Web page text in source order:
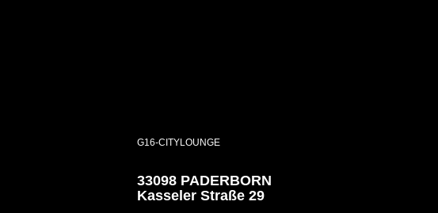
G16-CITYLOUNGE
33098 PADERBORN
Kasseler Straße 29